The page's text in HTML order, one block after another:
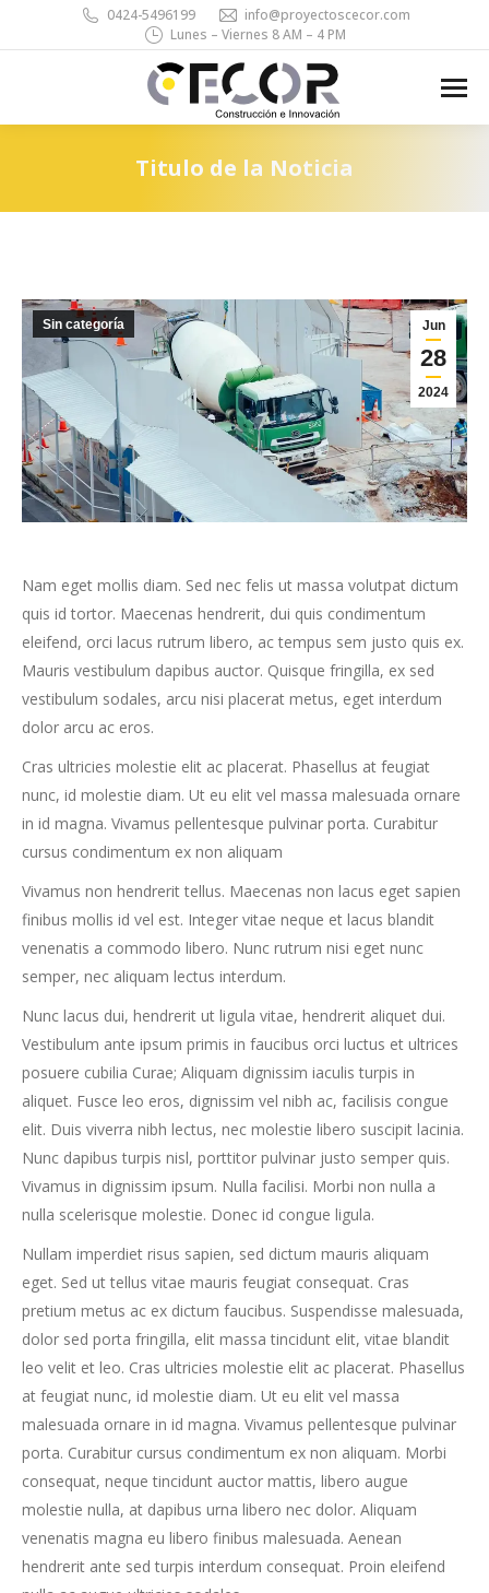
0424-5496199
info@proyectoscecor.com
Lunes – Viernes 8 AM – 4 PM
Titulo de la Noticia
Jun
28
2024
Sin categoría
Nam eget mollis diam. Sed nec felis ut massa volutpat dictum
quis id tortor. Maecenas hendrerit, dui quis condimentum
eleifend, orci lacus rutrum libero, ac tempus sem justo quis ex.
Mauris vestibulum dapibus auctor. Quisque fringilla, ex sed
vestibulum sodales, arcu nisi placerat metus, eget interdum
dolor arcu ac eros.
Cras ultricies molestie elit ac placerat. Phasellus at feugiat
nunc, id molestie diam. Ut eu elit vel massa malesuada ornare
in id magna. Vivamus pellentesque pulvinar porta. Curabitur
cursus condimentum ex non aliquam
Vivamus non hendrerit tellus. Maecenas non lacus eget sapien
finibus mollis id vel est. Integer vitae neque et lacus blandit
venenatis a commodo libero. Nunc rutrum nisi eget nunc
semper, nec aliquam lectus interdum.
Nunc lacus dui, hendrerit ut ligula vitae, hendrerit aliquet dui.
Vestibulum ante ipsum primis in faucibus orci luctus et ultrices
posuere cubilia Curae; Aliquam dignissim iaculis turpis in
aliquet. Fusce leo eros, dignissim vel nibh ac, facilisis congue
elit. Duis viverra nibh lectus, nec molestie libero suscipit lacinia.
Nunc dapibus turpis nisl, porttitor pulvinar justo semper quis.
Vivamus in dignissim ipsum. Nulla facilisi. Morbi non nulla a
nulla scelerisque molestie. Donec id congue ligula.
Nullam imperdiet risus sapien, sed dictum mauris aliquam
eget. Sed ut tellus vitae mauris feugiat consequat. Cras
pretium metus ac ex dictum faucibus. Suspendisse malesuada,
dolor sed porta fringilla, elit massa tincidunt elit, vitae blandit
leo velit et leo. Cras ultricies molestie elit ac placerat. Phasellus
at feugiat nunc, id molestie diam. Ut eu elit vel massa
malesuada ornare in id magna. Vivamus pellentesque pulvinar
porta. Curabitur cursus condimentum ex non aliquam. Morbi
consequat, neque tincidunt auctor mattis, libero augue
molestie nulla, at dapibus urna libero nec dolor. Aliquam
venenatis magna eu libero finibus malesuada. Aenean
hendrerit ante sed turpis interdum consequat. Proin eleifend